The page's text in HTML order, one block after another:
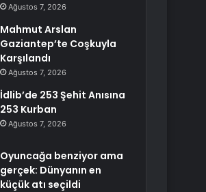
Ağustos 7, 2026
Mahmut Arslan
Gaziantep’te Coşkuyla
Karşılandı
Ağustos 7, 2026
İdlib’de 253 Şehit Anısına
253 Kurban
Ağustos 7, 2026
Oyuncağa benziyor ama
gerçek: Dünyanın en
küçük atı seçildi